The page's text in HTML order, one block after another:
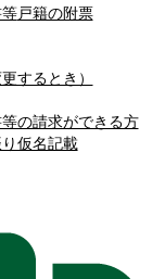
戸籍の附票
するとき）
の請求ができる方
仮名記載